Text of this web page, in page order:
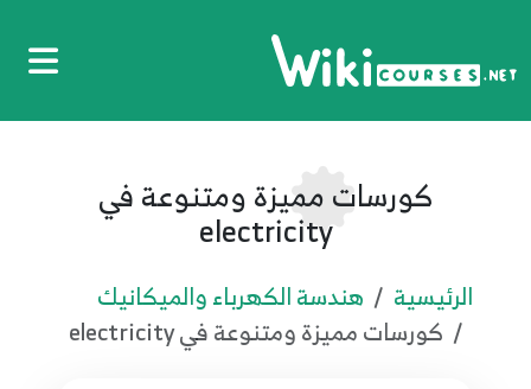
كورسات مميزة ومتنوعة في
electricity
الرئيسية
هندسة الكهرباء والميكانيك
كورسات مميزة ومتنوعة في electricity